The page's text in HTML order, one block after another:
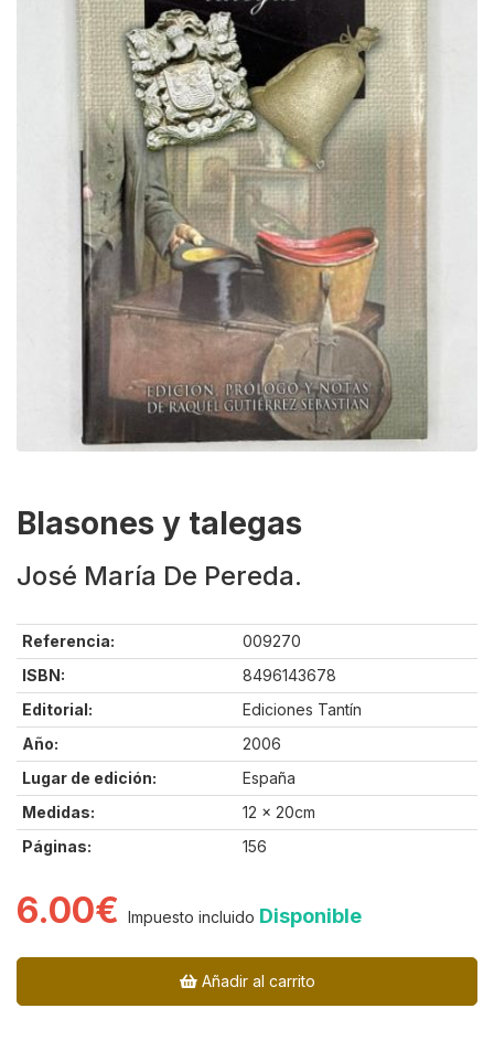
Blasones y talegas
José María De Pereda.
Referencia:
009270
ISBN:
8496143678
Editorial:
Ediciones Tantín
Año:
2006
Lugar de edición:
España
Medidas:
12 x 20cm
Páginas:
156
6.00€ Impuesto incluido Disponible
Añadir al carrito